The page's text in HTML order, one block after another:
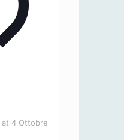
at 4 Ottobre